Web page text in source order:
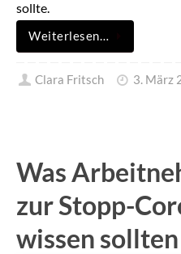
sollte.
Weiterlesen…
Clara Fritsch 3. März
Was
zur Stopp-
wissen sollten